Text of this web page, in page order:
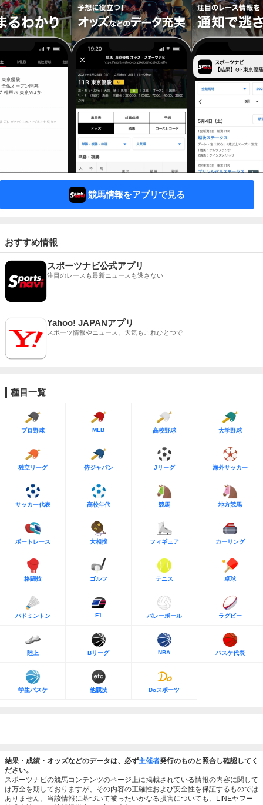
競馬情報をアプリで見る
おすすめ情報
スポーツナビ公式アプリ
注目のレースも最新ニュースも逃さない
Yahoo! JAPANアプリ
スポーツ情報やニュース、天気もこれひとつで
種目一覧
プロ野球 MLB 高校野球 大学野球
独立リーグ 侍ジャパン Jリーグ 海外サッカー
サッカー代表 高校年代 競馬 地方競馬
ボートレース 大相撲 フィギュア カーリング
格闘技 ゴルフ テニス 卓球
バドミントン F1 バレーボール ラグビー
陸上 Bリーグ NBA バスケ代表
学生バスケ 他競技 Doスポーツ
結果・成績・オッズなどのデータは、必ず主催者発行のものと照合し確認してく
ださい。
スポーツナビの競馬コンテンツのページ上に掲載されている情報の内容に関して
は万全を期しておりますが、その内容の正確性および安全性を保証するものでは
ありません。当該情報に基づいて被ったいかなる損害についても、LINEヤフー